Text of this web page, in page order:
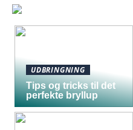
UDBRINGNING
Tips og tricks til det
perfekte bryllup